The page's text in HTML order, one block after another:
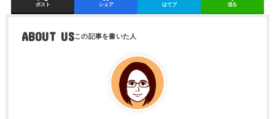
ポスト シェア はてブ 送る
ABOUT US